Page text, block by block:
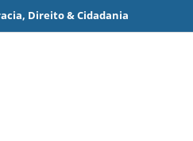
Direito & Cidadania